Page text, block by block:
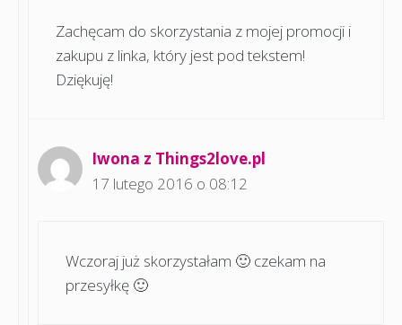
Zachęcam do skorzystania z mojej promocji i
zakupu z linka, który jest pod tekstem!
Dziękuję!
Iwona z Things2love.pl
17 lutego 2016 o 08:12
Wczoraj już skorzystałam 🙂 czekam na
przesyłkę 🙂